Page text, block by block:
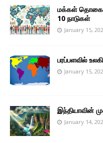
மக்கள்
10 நாடுகள்
January 15,
பரப்பளவில்
January 15,
இந்தியாவின்
January 14,